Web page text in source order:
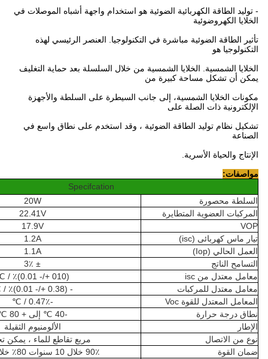
- توليد الطاقة الكهربائية الضوئية هو استخدام واجهة أشباه الموصلات في
الخلايا الكهروضوئية
تأثير الطاقة الضوئية مباشرة في التكنولوجيا.
العنصر الرئيسي لهذه
التكنولوجيا هو
الخلايا الشمسية.
الخلايا الشمسية من خلال السلسلة بعد حماية التغليف
يمكن أن تشكل مساحة كبيرة من
مكونات الخلايا الشمسية، إلى جانب السيطرة على السلطة والأجهزة
الإلكترونية ذات الصلة على
تشكيل نظام توليد الطاقة الضوئية ، وقد استخدم على نطاق واسع في
الصناعة
الإنتاج والحياة الأسرية.
مواصفات:
Specifcation
السلطة محصورة
20W
المركبات العضوية المتطايرة
22.41V
VOP
17.9V
تيار ماس كهربائى (isc)
1.2A
العمل الحالي (Iop)
1.1A
التسامح الناتج
± 3٪
معامل معتدل من isc
(010 +/- 0.01)٪ / ℃
معامل معتدل للمركبات
- (0.38 +/- 0.01)٪ / ℃
المعامل المعتدل للقوة Voc
-0.47٪ / ℃
نطاق درجة حرارة
-40 ℃ إلى + 80 ℃
الإطار
الألومنيوم الثقيلة
نوع من الاتصال
مربع تقاطع للماء ، يمكن
ضمان القوة
90٪ خلال 10 سنوات 80٪ خلال 25 عامًا